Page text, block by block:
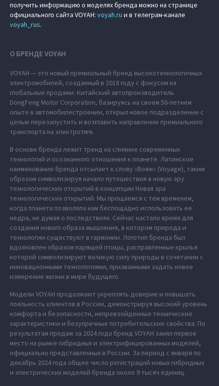
получить информацию о моделях бренда можно на странице
официального сайта VOYAH: voyah.ru и в телеграм-канале
voyah_rus.
О БРЕНДЕ VOYAH
VOYAH — это новый премиальный бренд высокотехнологичных
электромобилей, созданный в 2018 году с фокусом на
глобальные продажи. Китайский автопроизводитель
DongFeng Motor Corporation, базируясь на своем 56-летнем
опыте в автомобилестроении, открыл новое подразделение с
целью перезапустить и возглавить направление премиального
транспорта на электротяге.
В основе бренда лежит тренд на слияние современных
технологий и осознанного отношения к планете. Латинское
наименование бренда отсылает к слову «Вояж» (Voyage), таким
образом символизируя начало путешествия в новую эру
технологических открытий в концепции Новая эра
технологических открытий. Мы прощаемся с тем временем,
когда планета позволяла нам беспощадно использовать ее
недра, не думая о последствиях. Сейчас настало время для
создания нового образа мышления, в котором природа и
технологии существуют в гармонии. Логотип бренда был
вдохновлен образом парящей птицы, расправленные крылья
которой символизируют великую силу природы в сочетании с
инновационными технологиями, призванными задать новое
измерение жизни в мире будущего.
Модели VOYAH продолжают укреплять доверие и повышать
лояльность клиентов в России, демонстрируя высокий уровень
комфорта и безопасности, непревзойденные технические
характеристики и безупречные потребительские свойства. По
результатам продаж за 2024 года бренд VOYAH занял первое
место на рынке гибридных и электрифицированных моделей,
официально представленных в России. За период с января по
декабрь 2024 года общее число регистраций новых гибридных
и электрических моделей бренда около 9 тысяч единиц.